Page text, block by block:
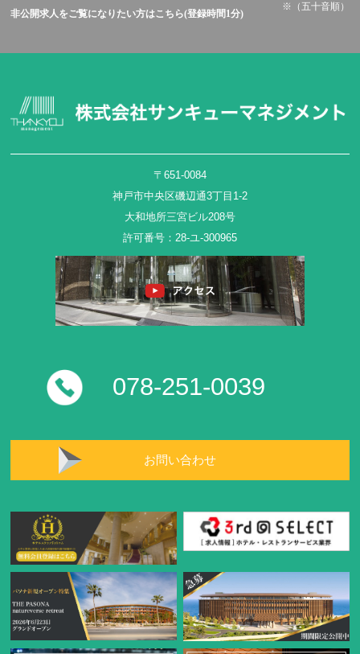
非公開求人をご覧になりたい方はこちら(登録時間1分)
※（五十音順）
〒651-0084
神戸市中央区磯辺通3丁目1-2
大和地所三宮ビル208号
許可番号：28-ユ-300965
078-251-0039
お問い合わせ